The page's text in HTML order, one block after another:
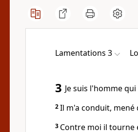
Lamentations 3
3 Je suis l'homme
2Il m'a conduit, mené
3 Contre moi il tourne